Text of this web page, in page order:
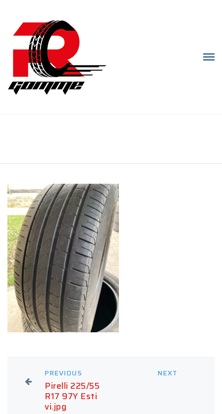
PREVIOUS
Pirelli 225/55
R17 97Y Esti
vi.jpg
NEXT